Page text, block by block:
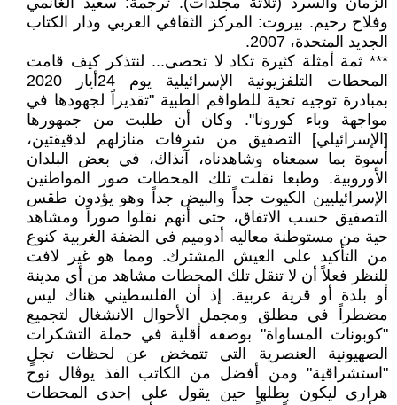
وفلاح رحيم. بيروت: المركز الثقافي العربي ودار الكتاب
الجديد المتحدة، 2007.
*** ثمة أمثلة كثيرة تكاد لا تحصى... لنتذكر كيف قامت
المحطات التلفزيونية الإسرائيلية يوم 24أيار 2020
بمبادرة توجيه تحية للطواقم الطبية "تقديراً لجهودها في
مواجهة وباء كورونا". وكان أن طلبت من جمهورها
[الإسرائيلي] التصفيق من شرفات منازلهم لدقيقتين،
أسوة بما سمعناه وشاهدناه، آنذاك، في بعض البلدان
الأوروبية. وطبعا نقلت تلك المحطات صور المواطنين
الإسرائيليين الكيوت جداً والبيض جداً وهو يؤدون طقس
التصفيق حسب الاتفاق، حتى أنهم نقلوا صوراً ومشاهد
حية من مستوطنة معاليه أدوميم في الضفة الغربية كنوع
من التأكيد على العيش المشترك. ومما هو غير لافت
للنظر فعلاً أن لا تنقل تلك المحطات مشاهد من أي مدينة
أو بلدة أو قرية عربية. إذ أن الفلسطيني هناك ليس
مضطراً في مطلق ومجمل الأحوال الانشغال لتجميع
"كوبونات المساواة" بوصفه أقلية في حملة التشكرات
الصهيونية العنصرية التي تتمخض عن لحظات تجلٍ
"استشراقية" ومن أفضل من الكاتب الفذ يوڤال نوح
هراري ليكون بطلها حين يقول على إحدى المحطات